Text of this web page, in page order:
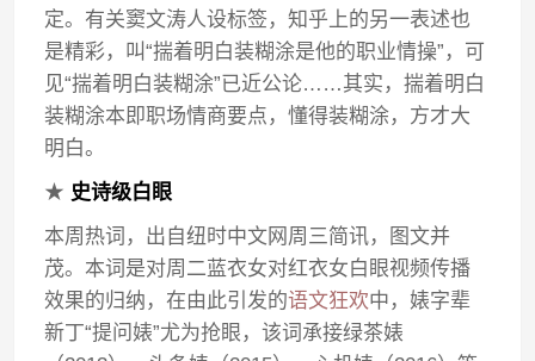
定。有关窦文涛人设标签，知乎上的另一表述也
是精彩，叫“揣着明白装糊涂是他的职业情操”，可
见“揣着明白装糊涂”已近公论……其实，揣着明白
装糊涂本即职场情商要点，懂得装糊涂，方才大
明白。
★ 史诗级白眼
本周热词，出自纽时中文网周三简讯，图文并
茂。本词是对周二蓝衣女对红衣女白眼视频传播
效果的归纳，在由此引发的语文狂欢中，婊字辈
新丁“提问婊”尤为抢眼，该词承接绿茶婊